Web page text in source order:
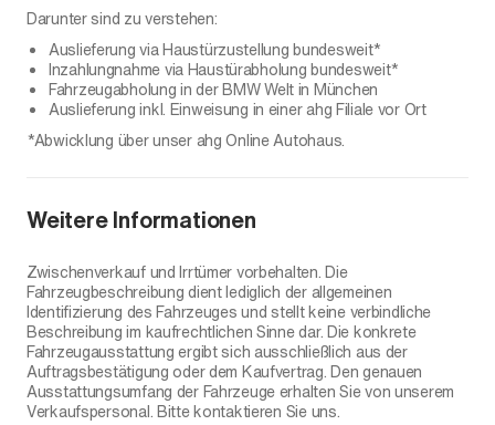
Darunter sind zu verstehen:
Auslieferung via Haustürzustellung bundesweit*
Inzahlungnahme via Haustürabholung bundesweit*
Fahrzeugabholung in der BMW Welt in München
Auslieferung inkl. Einweisung in einer ahg Filiale vor Ort
*Abwicklung über unser ahg Online Autohaus.
Weitere Informationen
Zwischenverkauf und Irrtümer vorbehalten. Die
Fahrzeugbeschreibung dient lediglich der allgemeinen
Identifizierung des Fahrzeuges und stellt keine verbindliche
Beschreibung im kaufrechtlichen Sinne dar. Die konkrete
Fahrzeugausstattung ergibt sich ausschließlich aus der
Auftragsbestätigung oder dem Kaufvertrag. Den genauen
Ausstattungsumfang der Fahrzeuge erhalten Sie von unserem
Verkaufspersonal. Bitte kontaktieren Sie uns.